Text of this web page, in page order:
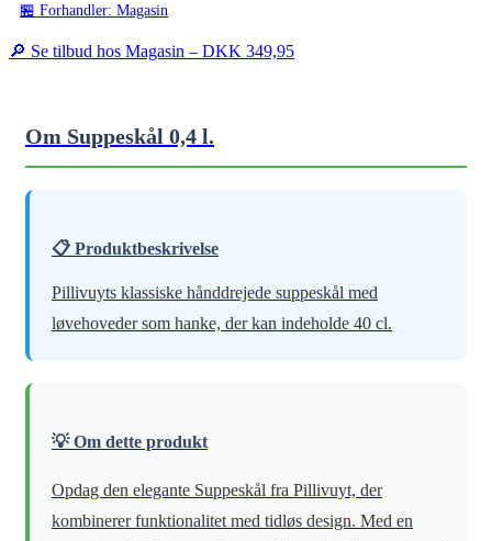
🏪 Forhandler: Magasin
🔎 Se tilbud hos Magasin – DKK 349,95
Om Suppeskål 0,4 l.
📋 Produktbeskrivelse
Pillivuyts klassiske hånddrejede suppeskål med
løvehoveder som hanke, der kan indeholde 40 cl.
💡 Om dette produkt
Opdag den elegante Suppeskål fra Pillivuyt, der
kombinerer funktionalitet med tidløs design. Med en